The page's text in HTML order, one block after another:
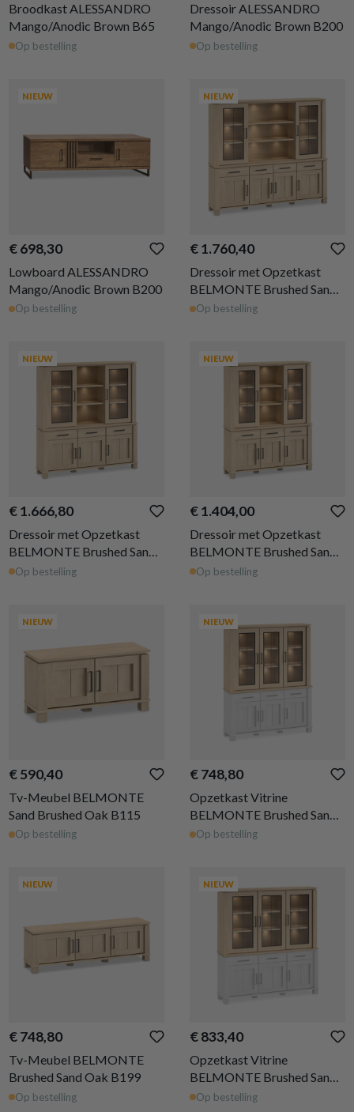
Broodkast ALESSANDRO
Mango/Anodic Brown B65
Op bestelling
Dressoir ALESSANDRO
Mango/Anodic Brown B200
Op bestelling
NIEUW
€ 698,30
Lowboard ALESSANDRO
Mango/Anodic Brown B200
Op bestelling
NIEUW
€ 1.760,40
Dressoir met Opzetkast
BELMONTE Brushed Sand
Oak B233
Op bestelling
NIEUW
€ 1.666,80
Dressoir met Opzetkast
BELMONTE Brushed Sand
Oak B199
Op bestelling
NIEUW
€ 1.404,00
Dressoir met Opzetkast
BELMONTE Brushed Sand
Oak B162
Op bestelling
NIEUW
€ 590,40
Tv-Meubel BELMONTE
Sand Brushed Oak B115
Op bestelling
NIEUW
€ 748,80
Opzetkast Vitrine
BELMONTE Brushed Sand
Oak B162
Op bestelling
NIEUW
€ 748,80
Tv-Meubel BELMONTE
Brushed Sand Oak B199
Op bestelling
NIEUW
€ 833,40
Opzetkast Vitrine
BELMONTE Brushed Sand
Oak B199
Op bestelling